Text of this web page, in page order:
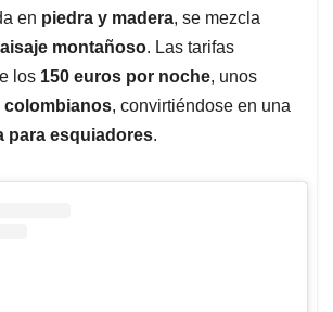
en piedra y madera, se mezcla
montañoso. Las tarifas
los 150 euros por noche, unos
colombianos, convirtiéndose en una
para esquiadores.